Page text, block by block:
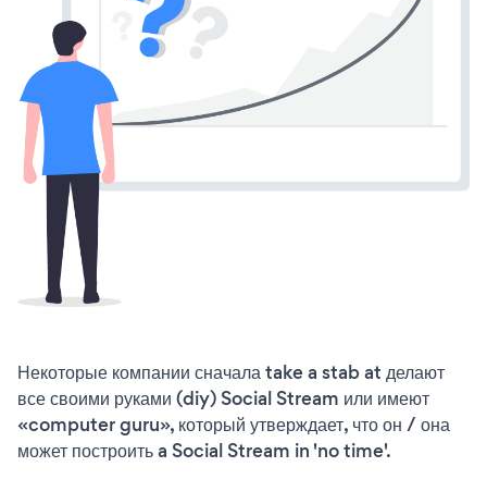
Некоторые компании сначала take a stab at делают
все своими руками (diy) Social Stream или имеют
«computer guru», который утверждает, что он / она
может построить a Social Stream in 'no time'.